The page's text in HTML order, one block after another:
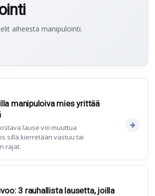
aiheesta manipulointi.
manipuloiva mies yrittää
lause voi muuttua
sillä kierretään vastuu tai
rajat.
3 rauhallista lausetta, joilla